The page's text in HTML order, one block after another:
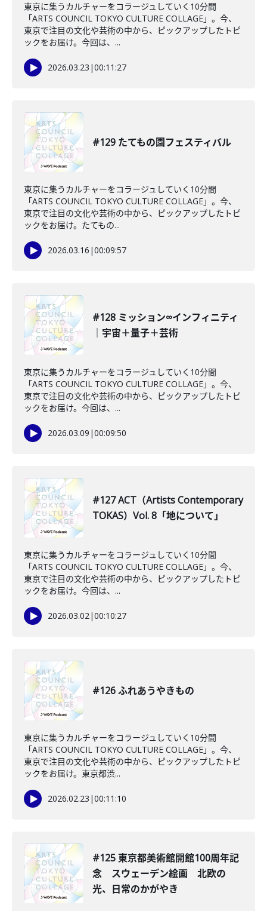
東京に集うカルチャーをコラージュしていく10分間
「ARTS COUNCIL TOKYO CULTURE COLLAGE」。今、
東京で注目の文化や芸術の中から、ピックアップしたトピ
ックをお届け。今回は、...
2026.03.23 |00:11:27
#129 たてもの園フェスティバル
東京に集うカルチャーをコラージュしていく10分間
「ARTS COUNCIL TOKYO CULTURE COLLAGE」。今、
東京で注目の文化や芸術の中から、ピックアップしたトピ
ックをお届け。たてもの...
2026.03.16 |00:09:57
#128 ミッション∞インフィニティ
｜宇宙＋量子＋芸術
東京に集うカルチャーをコラージュしていく10分間
「ARTS COUNCIL TOKYO CULTURE COLLAGE」。今、
東京で注目の文化や芸術の中から、ピックアップしたトピ
ックをお届け。今回は、...
2026.03.09 |00:09:50
#127 ACT（Artists Contemporary
TOKAS）Vol. 8「地について」
東京に集うカルチャーをコラージュしていく10分間
「ARTS COUNCIL TOKYO CULTURE COLLAGE」。今、
東京で注目の文化や芸術の中から、ピックアップしたトピ
ックをお届け。今回は、...
2026.03.02|00:10:27
#126 ふれあうやきもの
東京に集うカルチャーをコラージュしていく10分間
「ARTS COUNCIL TOKYO CULTURE COLLAGE」。今、
東京で注目の文化や芸術の中から、ピックアップしたトピ
ックをお届け。東京都渋...
2026.02.23 |00:11:10
#125 東京都美術館開館100周年記
念 スウェーデン絵画 北欧の
光、日常のかがやき